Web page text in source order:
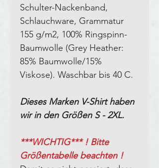
Schulter-Nackenband,
Schlauchware, Grammatur
155 g/m2, 100% Ringspinn-
Baumwolle (Grey Heather:
85% Baumwolle/15%
Viskose). Waschbar bis 40 C.
Dieses Marken V-Shirt haben
wir in den Größen S - 2XL.
***WICHTIG*** ! Bitte
Größentabelle beachten !